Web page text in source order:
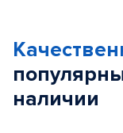
наличии